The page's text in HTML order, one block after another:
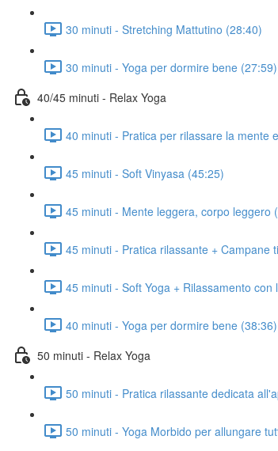
30 minuti - Stretching Mattutino (28:40)
30 minuti - Yoga per dormire bene (27:59)
40/45 minuti - Relax Yoga
40 minuti - Pratica per rilassare la mente
45 minuti - Soft Vinyasa (45:25)
45 minuti - Mente leggera, corpo leggero
45 minuti - Pratica rilassante + Campane
45 minuti - Soft Yoga + Rilassamento
40 minuti - Yoga per dormire bene (38:36)
50 minuti - Relax Yoga
50 minuti - Pratica rilassante dedicata
50 minuti - Yoga Morbido per allungare